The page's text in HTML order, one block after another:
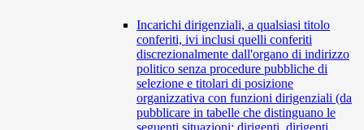
Incarichi dirigenziali, a qualsiasi titolo
conferiti, ivi inclusi quelli conferiti
discrezionalmente dall'organo di indirizzo
politico senza procedure pubbliche di
selezione e titolari di posizione
organizzativa con funzioni dirigenziali (da
pubblicare in tabelle che distinguano le